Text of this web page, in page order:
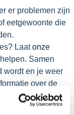
er problemen zijn
eetgewoonte die
Laatonze
Samen
wordt en je weer
over de
op.